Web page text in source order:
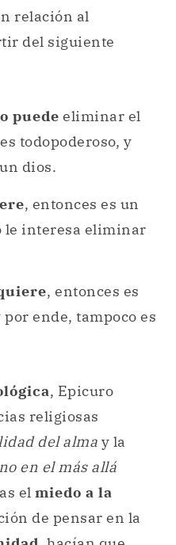
relación al
del siguiente
puede eliminar el
todopoderoso, y
dios.
, entonces es un
le interesa eliminar
, entonces es
ende, tampoco es
, Epicuro
religiosas
del alma y la
en el más allá
el miedo a la
de pensar en la